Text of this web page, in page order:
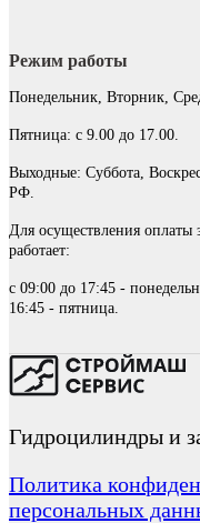
Режим работы
Понедельник, Вторник,
Пятница: с 9.00 до 17.00.
Выходные: Суббота,
РФ.
Для осуществления оплаты
работает:
с 09:00 до 17:45 -
16:45 - пятница.
Гидроцилиндры и
Политика
персональных